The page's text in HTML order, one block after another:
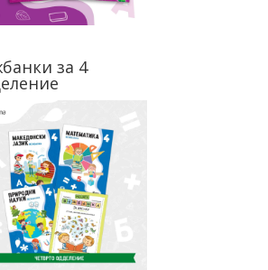
за 4